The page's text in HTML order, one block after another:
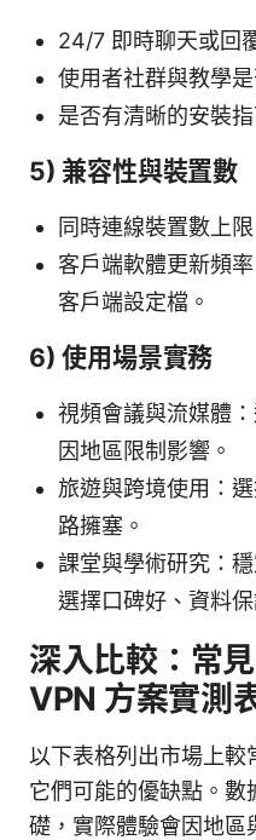
24/7 即時聊天或回
使用者社群與教學是
是否有清晰的安裝
5) 兼容性與裝置數
同時連線裝置數上
客戶端軟體更新頻
客戶端設定檔。
6) 使用場景實務
視頻會議與流媒體
因地區限制影響。
旅遊與跨境使用：
路擁塞。
課堂與學術研究：
選擇口碑好、資料
深入比較：常
VPN 方案實測
以下表格列出市場上較
它們可能的優缺點。
礎，實際體驗會因地區